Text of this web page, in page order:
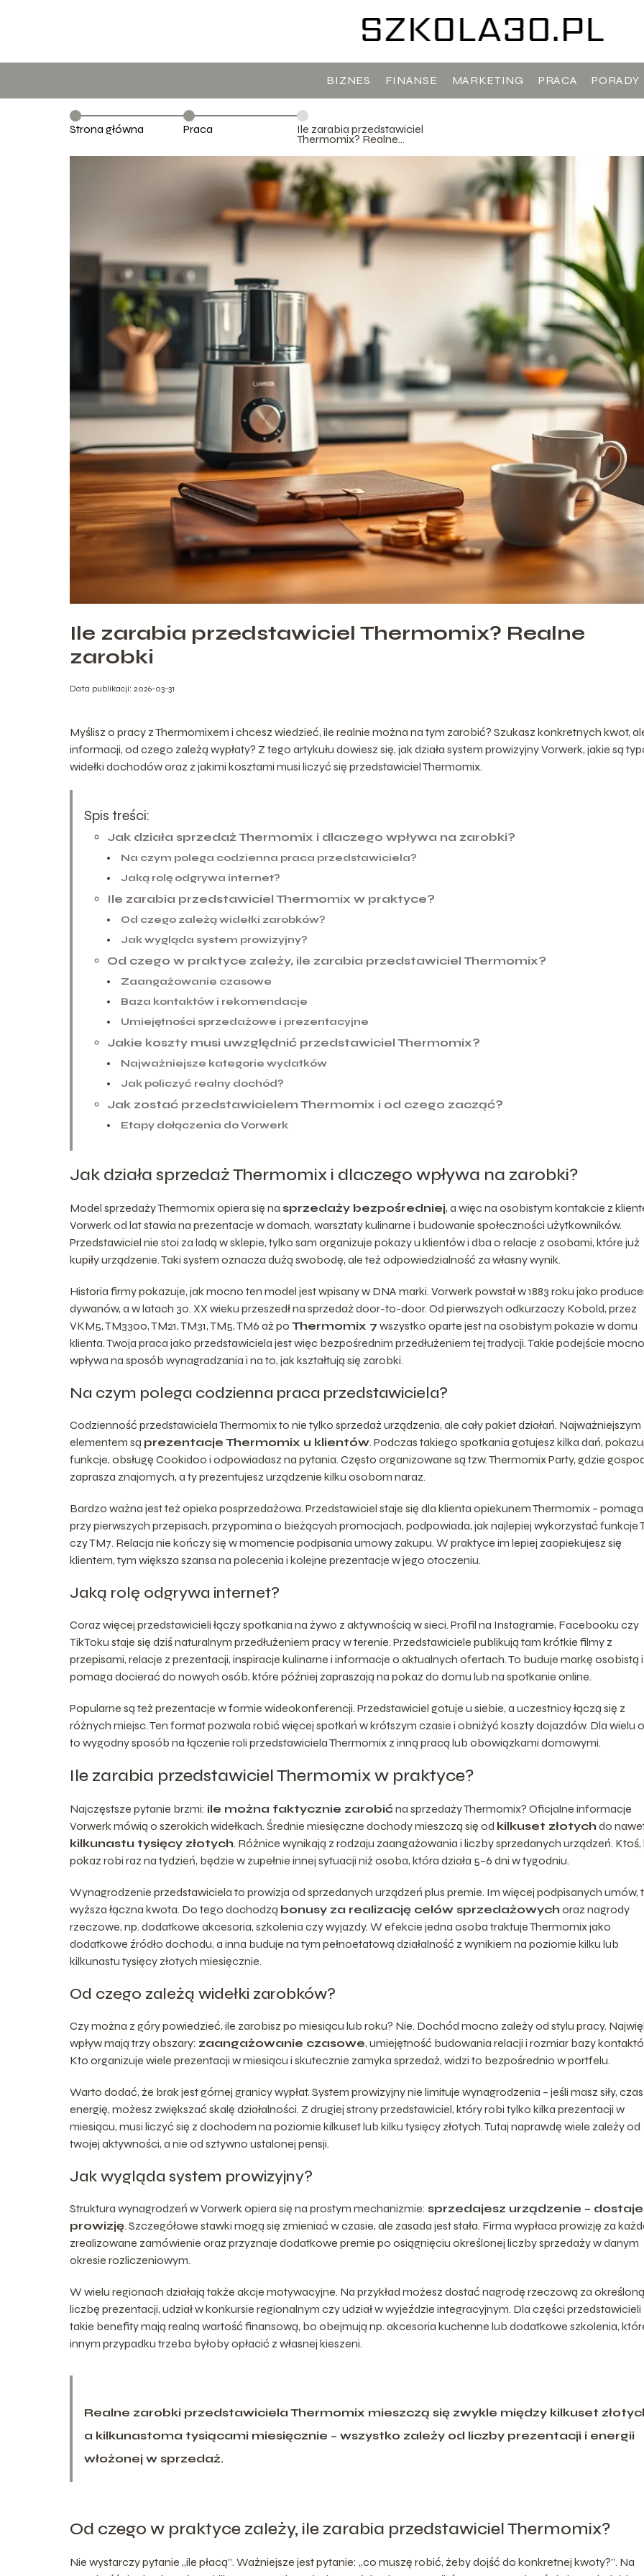
BIZNES FINANSE MARKETING PRACA PORADY
Strona główna Praca Ile zarabia przedstawiciel
Thermomix? Realne
Ile zarabia przedstawiciel Thermomix? Realne
zarobki
Data publikacji: 2026-03-31
Myślisz o pracy z Thermomixem i chcesz wiedzieć, ile realnie można na tym zarobić? Szukasz konkretnych kwot,
informacji, od czego zależą wypłaty? Z tego artykułu dowiesz się, jak działa system prowizyjny Vorwerk, jakie są
widełki dochodów oraz z jakimi kosztami musi liczyć się przedstawiciel Thermomix.
Spis treści:
Jak działa sprzedaż Thermomix i dlaczego wpływa na zarobki?
Na czym polega codzienna praca przedstawiciela?
Jaką rolę odgrywa internet?
Ile zarabia przedstawiciel Thermomix w praktyce?
Od czego zależą widełki zarobków?
Jak wygląda system prowizyjny?
Od czego w praktyce zależy, ile zarabia przedstawiciel Thermomix?
Zaangażowanie czasowe
Baza kontaktów i rekomendacje
Umiejętności sprzedażowe i prezentacyjne
Jakie koszty musi uwzględnić przedstawiciel Thermomix?
Najważniejsze kategorie wydatków
Jak policzyć realny dochód?
Jak zostać przedstawicielem Thermomix i od czego zacząć?
Etapy dołączenia do Vorwerk
Jak działa sprzedaż Thermomix i dlaczego wpływa na zarobki?
Model sprzedaży Thermomix opiera się na sprzedaży bezpośredniej, a więc na osobistym kontakcie z
Vorwerk od lat stawia na prezentacje w domach, warsztaty kulinarne i budowanie społeczności użytkowników.
Przedstawiciel nie stoi za ladą w sklepie, tylko sam organizuje pokazy u klientów i dba o relacje z osobami, które już
kupiły urządzenie. Taki system oznacza dużą swobodę, ale też odpowiedzialność za własny wynik.
Historia firmy pokazuje, jak mocno ten model jest wpisany w DNA marki. Vorwerk powstał w 1883 roku jako
dywanów, a w latach 30. XX wieku przeszedł na sprzedaż door-to-door. Od pierwszych odkurzaczy Kobold, przez
VKM5, TM3300, TM21, TM31, TM5, TM6 aż po Thermomix 7 wszystko oparte jest na osobistym pokazie w domu
klienta. Twoja praca jako przedstawiciela jest więc bezpośrednim przedłużeniem tej tradycji. Takie podejście mocno
wpływa na sposób wynagradzania i na to, jak kształtują się zarobki.
Na czym polega codzienna praca przedstawiciela?
Codzienność przedstawiciela Thermomix to nie tylko sprzedaż urządzenia, ale cały pakiet działań. Najważniejszym
elementem są prezentacje Thermomix u klientów. Podczas takiego spotkania gotujesz kilka dań,
funkcje, obsługę Cookidoo i odpowiadasz na pytania. Często organizowane są tzw. Thermomix Party, gdzie
zaprasza znajomych, a ty prezentujesz urządzenie kilku osobom naraz.
Bardzo ważna jest też opieka posprzedażowa. Przedstawiciel staje się dla klienta opiekunem Thermomix – pomaga
przy pierwszych przepisach, przypomina o bieżących promocjach, podpowiada, jak najlepiej wykorzystać funkcje
czy TM7. Relacja nie kończy się w momencie podpisania umowy zakupu. W praktyce im lepiej zaopiekujesz się
klientem, tym większa szansa na polecenia i kolejne prezentacje w jego otoczeniu.
Jaką rolę odgrywa internet?
Coraz więcej przedstawicieli łączy spotkania na żywo z aktywnością w sieci. Profil na Instagramie, Facebooku czy
TikToku staje się dziś naturalnym przedłużeniem pracy w terenie. Przedstawiciele publikują tam krótkie filmy z
przepisami, relacje z prezentacji, inspiracje kulinarne i informacje o aktualnych ofertach. To buduje markę osobistą i
pomaga docierać do nowych osób, które później zapraszają na pokaz do domu lub na spotkanie online.
Popularne są też prezentacje w formie wideokonferencji. Przedstawiciel gotuje u siebie, a uczestnicy łączą się z
różnych miejsc. Ten format pozwala robić więcej spotkań w krótszym czasie i obniżyć koszty dojazdów. Dla wielu
to wygodny sposób na łączenie roli przedstawiciela Thermomix z inną pracą lub obowiązkami domowymi.
Ile zarabia przedstawiciel Thermomix w praktyce?
Najczęstsze pytanie brzmi: ile można faktycznie zarobićna sprzedaży Thermomix? Oficjalne informacje
Vorwerk mówią o szerokich widełkach. Średnie miesięczne dochody mieszczą się od kilkuset złotych do
kilkunastu tysięcy złotych. Różnice wynikają z rodzaju zaangażowania i liczby sprzedanych urządzeń.
pokaz robi raz na tydzień, będzie w zupełnie innej sytuacji niż osoba, która działa 5–6 dni w tygodniu.
Wynagrodzenie przedstawiciela to prowizja od sprzedanych urządzeń plus premie. Im więcej podpisanych umów,
wyższa łączna kwota. Do tego dochodzą bonusy za realizację celów sprzedażowych oraz nagrody
rzeczowe, np. dodatkowe akcesoria, szkolenia czy wyjazdy. W efekcie jedna osoba traktuje Thermomix jako
dodatkowe źródło dochodu, a inna buduje na tym pełnoetatową działalność z wynikiem na poziomie kilku lub
kilkunastu tysięcy złotych miesięcznie.
Od czego zależą widełki zarobków?
Czy można z góry powiedzieć, ile zarobisz po miesiącu lub roku? Nie. Dochód mocno zależy od stylu pracy.
wpływ mają trzy obszary: zaangażowanie czasowe, umiejętność budowania relacji i rozmiar bazy
Kto organizuje wiele prezentacji w miesiącu i skutecznie zamyka sprzedaż, widzi to bezpośrednio w portfelu.
Warto dodać, że brak jest górnej granicy wypłat. System prowizyjny nie limituje wynagrodzenia – jeśli masz siły,
energię, możesz zwiększać skalę działalności. Z drugiej strony przedstawiciel, który robi tylko kilka prezentacji w
miesiącu, musi liczyć się z dochodem na poziomie kilkuset lub kilku tysięcy złotych. Tutaj naprawdę wiele zależy od
twojej aktywności, a nie od sztywno ustalonej pensji.
Jak wygląda system prowizyjny?
Struktura wynagrodzeń w Vorwerk opiera się na prostym mechanizmie: sprzedajesz urządzenie –
prowizję. Szczegółowe stawki mogą się zmieniać w czasie, ale zasada jest stała. Firma wypłaca prowizję za
zrealizowane zamówienie oraz przyznaje dodatkowe premie po osiągnięciu określonej liczby sprzedaży w danym
okresie rozliczeniowym.
W wielu regionach działają także akcje motywacyjne. Na przykład możesz dostać nagrodę rzeczową za określoną
liczbę prezentacji, udział w konkursie regionalnym czy udział w wyjeździe integracyjnym. Dla części przedstawicieli
takie benefity mają realną wartość finansową, bo obejmują np. akcesoria kuchenne lub dodatkowe szkolenia,
innym przypadku trzeba byłoby opłacić z własnej kieszeni.
Realne zarobki przedstawiciela Thermomix mieszczą się zwykle między kilkuset
a kilkunastoma tysiącami miesięcznie – wszystko zależy od liczby prezentacji i energii
włożonej w sprzedaż.
Od czego w praktyce zależy, ile zarabia przedstawiciel Thermomix?
Nie wystarczy pytanie „ile płacą”. Ważniejsze jest pytanie: „co muszę robić, żeby dojść do konkretnej kwoty?”. Na